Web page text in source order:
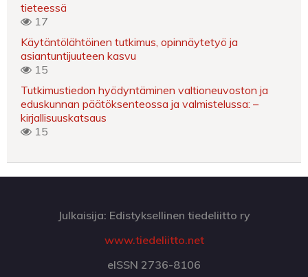
tieteessä
17
Käytäntölähtöinen tutkimus, opinnäytetyö ja
asiantuntijuuteen kasvu
15
Tutkimustiedon hyödyntäminen valtioneuvoston ja
eduskunnan päätöksenteossa ja valmistelussa: –
kirjallisuuskatsaus
15
Julkaisija: Edistyksellinen tiedeliitto ry
www.tiedeliitto.net
eISSN 2736-8106